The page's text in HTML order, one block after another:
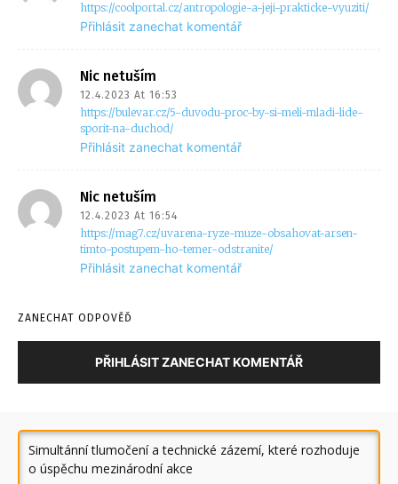
https://coolportal.cz/antropologie-a-jeji-prakticke-vyuziti/
Přihlásit zanechat komentář
Nic netuším
12.4.2023 At 16:53
https://bulevar.cz/5-duvodu-proc-by-si-meli-mladi-lide-
sporit-na-duchod/
Přihlásit zanechat komentář
Nic netuším
12.4.2023 At 16:54
https://mag7.cz/uvarena-ryze-muze-obsahovat-arsen-
timto-postupem-ho-temer-odstranite/
Přihlásit zanechat komentář
ZANECHAT ODPOVĚĎ
PŘIHLÁSIT ZANECHAT KOMENTÁŘ
Simultánní tlumočení a technické zázemí, které rozhoduje
o úspěchu mezinárodní akce